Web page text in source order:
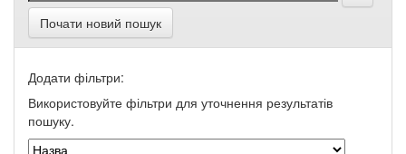
Почати новий пошук
Додати фільтри:
Використовуйте фільтри для уточнення результатів
пошуку.